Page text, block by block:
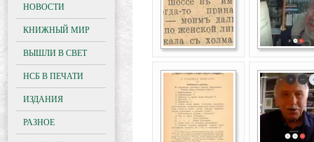
НОВОСТИ
КНИЖНЫЙ МИР
ВЫШЛИ В СВЕТ
НСБ В ПЕЧАТИ
ИЗДАНИЯ
РАЗНОЕ